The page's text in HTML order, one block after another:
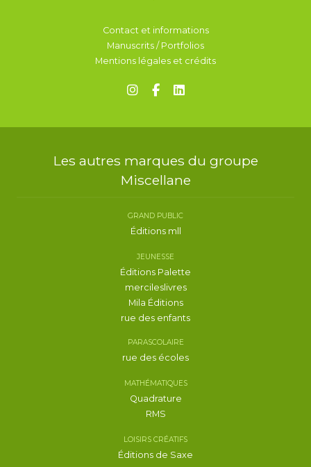
Contact et informations
Manuscrits / Portfolios
Mentions légales et crédits
Les autres marques du groupe
Miscellane
GRAND PUBLIC
Éditions mll
JEUNESSE
Éditions Palette
mercileslivres
Mila Éditions
rue des enfants
PARASCOLAIRE
rue des écoles
MATHÉMATIQUES
Quadrature
RMS
LOISIRS CRÉATIFS
Éditions de Saxe